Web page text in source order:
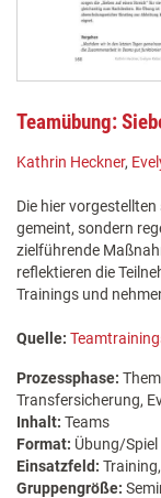
Teamübung:
Kathrin Heckner,
Die hier
gemeint, sondern
zielführende
reflektieren die
Trainings und
Quelle:
Prozessphase:
Transfersicherung,
Inhalt: Teams
Format: Übung/Spiel
Einsatzfeld:
Gruppengröße: